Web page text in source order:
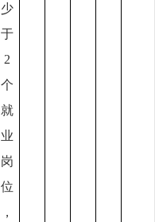
少
于
2
个
就
业
岗
位
，